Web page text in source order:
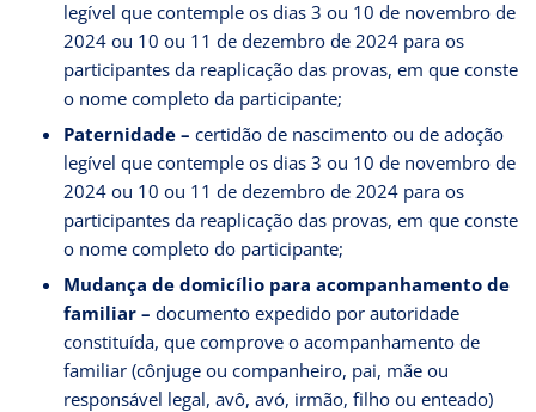
legível que contemple os dias 3 ou 10 de novembro de
2024 ou 10 ou 11 de dezembro de 2024 para os
participantes da reaplicação das provas, em que conste
o nome completo da participante;
Paternidade – certidão de nascimento ou de adoção
legível que contemple os dias 3 ou 10 de novembro de
2024 ou 10 ou 11 de dezembro de 2024 para os
participantes da reaplicação das provas, em que conste
o nome completo do participante;
Mudança de domicílio para acompanhamento de
familiar – documento expedido por autoridade
constituída, que comprove o acompanhamento de
familiar (cônjuge ou companheiro, pai, mãe ou
responsável legal, avô, avó, irmão, filho ou enteado)